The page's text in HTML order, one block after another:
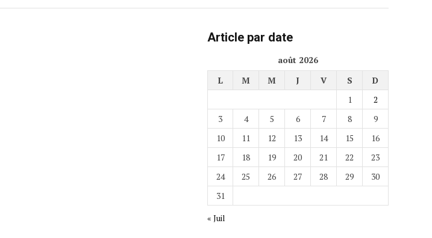
Article par date
août 2026
L
M M J V S
D
1
2
3
4 5 6 7 8
9
10
11 12 13 14 15
16
17
18 19 20 21 22
23
24
25 26 27 28 29
30
31
« Juil